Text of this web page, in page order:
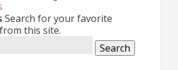
Search for your favorite
this site.
Search